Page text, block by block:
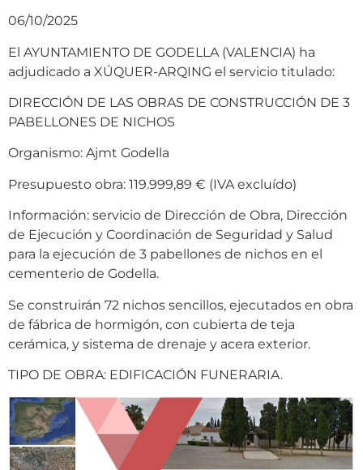
06/10/2025
El AYUNTAMIENTO DE GODELLA (VALENCIA) ha
adjudicado a XÚQUER-ARQING el servicio titulado:
DIRECCIÓN DE LAS OBRAS DE CONSTRUCCIÓN DE 3
PABELLONES DE NICHOS
Organismo: Ajmt Godella
Presupuesto obra: 119.999,89 € (IVA excluído)
Información: servicio de Dirección de Obra, Dirección
de Ejecución y Coordinación de Seguridad y Salud
para la ejecución de 3 pabellones de nichos en el
cementerio de Godella.
Se construirán 72 nichos sencillos, ejecutados en obra
de fábrica de hormigón, con cubierta de teja
cerámica, y sistema de drenaje y acera exterior.
TIPO DE OBRA: EDIFICACIÓN FUNERARIA.